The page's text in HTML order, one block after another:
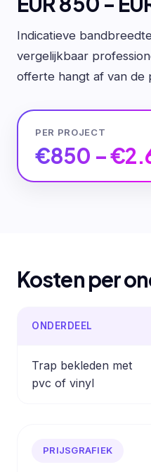
Indicatieve
vergelijkbaar
offerte hangt af van de
PER PROJECT
€850 –
Kosten per
ONDERDEEL
Trap bekleden met
pvc of vinyl
PRIJSGRAFIEK